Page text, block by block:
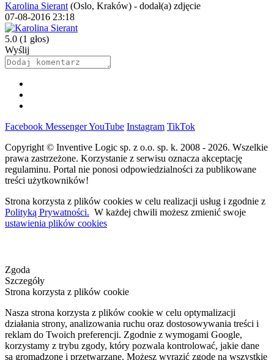
Karolina Sierant (Oslo, Kraków) - dodał(a) zdjęcie
07-08-2016 23:18
5.0 (1 głos)
Wyślij
Facebook MessengerYouTube Instagram TikTok
Copyright © Inventive Logic sp. z o.o. sp. k. 2008 - 2026. Wszelkie
prawa zastrzeżone. Korzystanie z serwisu oznacza akceptację
regulaminu. Portal nie ponosi odpowiedzialności za publikowane
treści użytkowników!
Strona korzysta z plików cookies w celu realizacji usług i zgodnie z
Polityką Prywatności. W każdej chwili możesz zmienić swoje
ustawienia plików cookies
Zgoda
Szczegóły
Strona korzysta z plików cookie
Nasza strona korzysta z plików cookie w celu optymalizacji
działania strony, analizowania ruchu oraz dostosowywania treści i
reklam do Twoich preferencji. Zgodnie z wymogami Google,
korzystamy z trybu zgody, który pozwala kontrolować, jakie dane
są gromadzone i przetwarzane. Możesz wyrazić zgodę na wszystkie